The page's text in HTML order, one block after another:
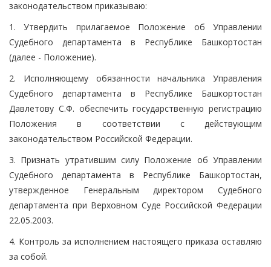
законодательством приказываю:
1. Утвердить прилагаемое Положение об Управлении
Судебного департамента в Республике Башкортостан
(далее - Положение).
2. Исполняющему обязанности начальника Управления
Судебного департамента в Республике Башкортостан
Давлетову С.Ф. обеспечить государственную регистрацию
Положения в соответствии с действующим
законодательством Российской Федерации.
3. Признать утратившим силу Положение об Управлении
Судебного департамента в Республике Башкортостан,
утвержденное Генеральным директором Судебного
департамента при Верховном Суде Российской Федерации
22.05.2003.
4. Контроль за исполнением настоящего приказа оставляю
за собой.